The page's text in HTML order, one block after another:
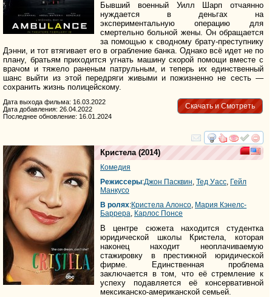
Бывший военный Уилл Шарп отчаянно
нуждается в деньгах на
экспериментальную операцию для
смертельно больной жены. Он обращается
за помощью к сводному брату-преступнику
Дэнни, и тот втягивает его в ограбление банка. Однако всё идет не по
плану, братьям приходится угнать машину скорой помощи вместе с
врачом и тяжело раненым патрульным, и теперь их единственный
шанс выйти из этой передряги живыми и пожизненно не сесть —
сохранить жизнь полицейскому.
Скачать и Смотреть
Дата выхода фильма: 16.03.2022
Дата добавления: 26.04.2022
Последнее обновление: 16.01.2024
смотреть
Кристела(2014)
Комедия
Режиссеры:Джон Пасквин, Тед Уасс, Гейл
Манкусо
В ролях:Кристела Алонсо, Мария Кэнелс-
Баррера, Карлос Понсе
В центре сюжета находится студентка
юридической школы Кристела, которая
наконец находит неоплачиваемую
стажировку в престижной юридической
фирме. Единственная проблема
заключается в том, что её стремление к
успеху подавляется её консервативной
мексиканско-американской семьей.